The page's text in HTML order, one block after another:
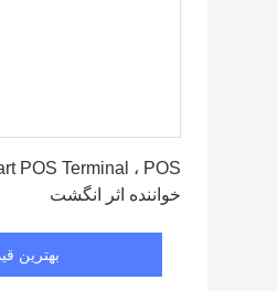
خواننده اثر انگشت
بهترین